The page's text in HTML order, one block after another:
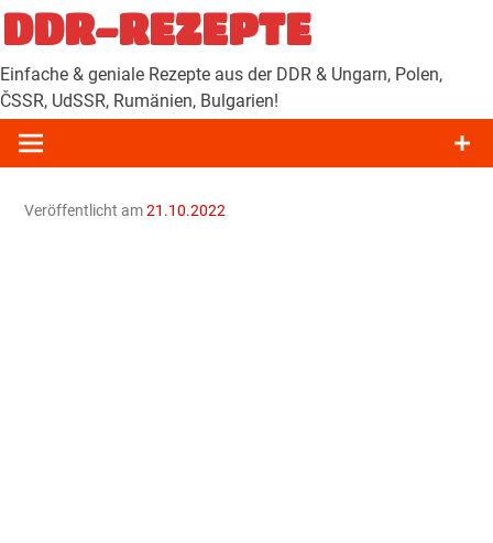
Zum
Inhalt
springen
DDR-REZEPTE
Einfache & geniale Rezepte aus der DDR & Ungarn, Polen,
ČSSR, UdSSR, Rumänien, Bulgarien!
Veröffentlicht am21.10.2022